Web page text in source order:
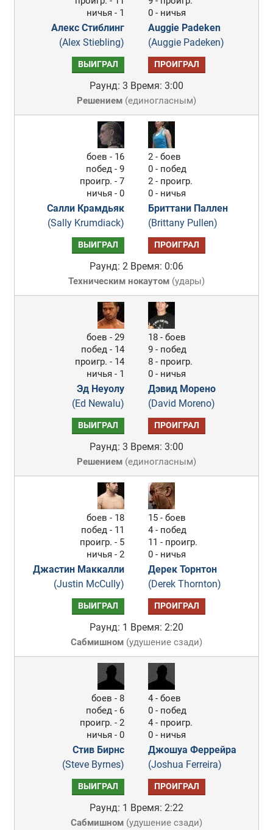
ничья - 1
Алекс Стиблинг
(Alex Stiebling)
0 - ничья
Auggie Padeken
(Auggie Padeken)
ВЫИГРАЛ ПРОИГРАЛ
Раунд: 3 Время: 3:00
Решением(единогласным)
боев - 16
побед - 9
проигр. - 7
ничья - 0
Салли Крамдьяк
(Sally Krumdiack)
2 - боев
0 - побед
2 - проигр.
0 - ничья
Бриттани Паллен
(Brittany Pullen)
ВЫИГРАЛ ПРОИГРАЛ
Раунд: 2 Время: 0:06
Техническим нокаутом(удары)
боев - 29
побед - 14
проигр. - 14
ничья - 1
Эд Неуолу
(Ed Newalu)
18 - боев
9 - побед
8 - проигр.
0 - ничья
Дэвид Морено
(David Moreno)
ВЫИГРАЛ ПРОИГРАЛ
Раунд: 3 Время: 3:00
Решением(единогласным)
боев - 18
побед - 11
проигр. - 5
ничья - 2
Джастин Маккалли
(Justin McCully)
15 - боев
4 - побед
11 - проигр.
0 - ничья
Дерек Торнтон
(Derek Thornton)
ВЫИГРАЛ ПРОИГРАЛ
Раунд: 1 Время: 2:20
Сабмишном(удушение сзади)
боев - 8
побед - 6
проигр. - 2
ничья - 0
Стив Бирнс
(Steve Byrnes)
4 - боев
0 - побед
4 - проигр.
0 - ничья
Джошуа Феррейра
(Joshua Ferreira)
ВЫИГРАЛ ПРОИГРАЛ
Раунд: 1 Время: 2:22
Сабмишном(удушение сзади)